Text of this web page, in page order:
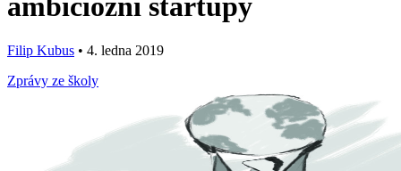
ambiciózní startupy
Filip Kubus • 4. ledna 2019
Zprávy ze školy